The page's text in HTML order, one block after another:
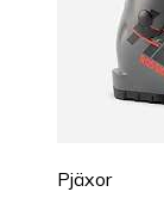
Pjäxor